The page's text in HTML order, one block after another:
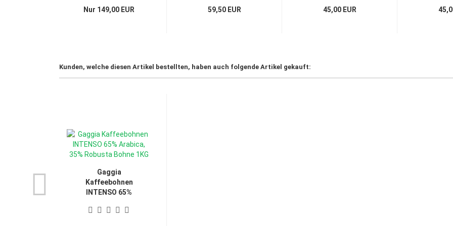
Nur 149,00 EUR 59,50 EUR 45,00 EUR
Kunden, welche diesen Artikel bestellten, haben auch folgende Artikel gekauft:
Gaggia
Kaffeebohnen
INTENSO 65%